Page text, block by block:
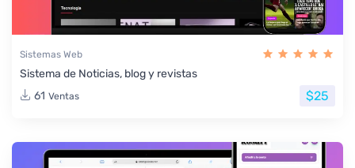
Sistemas Web
Sistema de Noticias, blog y revistas
61 Ventas $25